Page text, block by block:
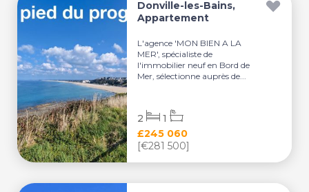
Donville-les-Bains,
Appartement
L'agence 'MON BIEN A LA
MER', spécialiste de
l'immobilier neuf en Bord de
Mer, sélectionne auprès de...
£245 060
[€281 500]
2 1